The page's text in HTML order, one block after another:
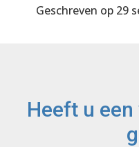
Geschreven op 29
Heeft u